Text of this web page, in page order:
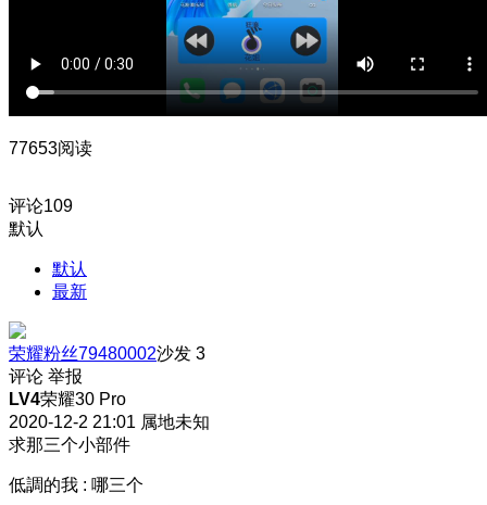
77653阅读
评论109
默认
默认
最新
荣耀粉丝79480002沙发 3
评论 举报
LV4荣耀30 Pro
2020-12-2 21:01 属地未知
求那三个小部件
低調的我 : 哪三个